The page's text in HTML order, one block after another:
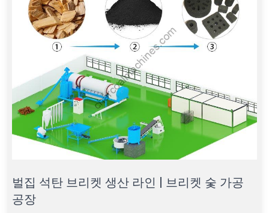
벌집 석탄 브리켓 생산 라인 | 브리켓 숯 가공
공장